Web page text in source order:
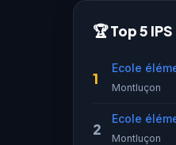
🏆 Top 5
1
Ecole
Montluçon
2
Ecole
Montluçon